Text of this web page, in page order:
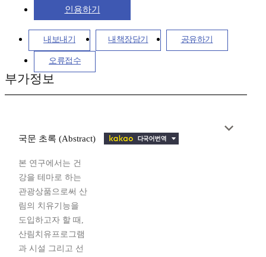
인용하기
내보내기 내책장담기 공유하기
오류접수
부가정보
국문 초록 (Abstract)
본 연구에서는 건
강을 테마로 하는
관광상품으로써 산
림의 치유기능을
도입하고자 할 때,
산림치유프로그램
과 시설 그리고 선